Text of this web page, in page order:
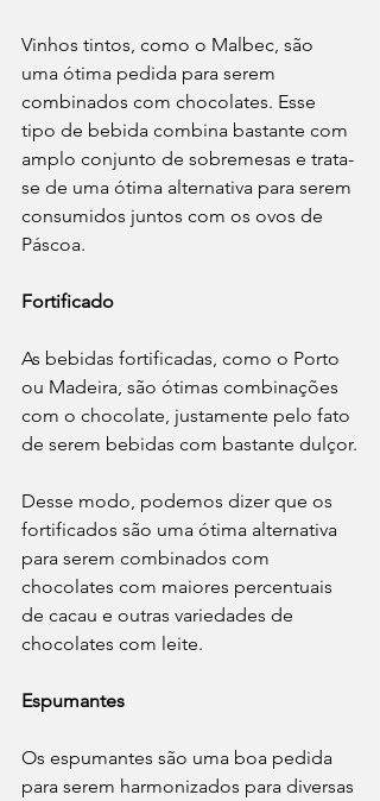
Vinhos tintos, como o Malbec, são
uma ótima pedida para serem
combinados com chocolates. Esse
tipo de bebida combina bastante com
amplo conjunto de sobremesas e trata-
se de uma ótima alternativa para serem
consumidos juntos com os ovos de
Páscoa.
Fortificado
As bebidas fortificadas, como o Porto
ou Madeira, são ótimas combinações
com o chocolate, justamente pelo fato
de serem bebidas com bastante dulçor.
Desse modo, podemos dizer que os
fortificados são uma ótima alternativa
para serem combinados com
chocolates com maiores percentuais
de cacau e outras variedades de
chocolates com leite.
Espumantes
Os espumantes são uma boa pedida
para serem harmonizados para diversas